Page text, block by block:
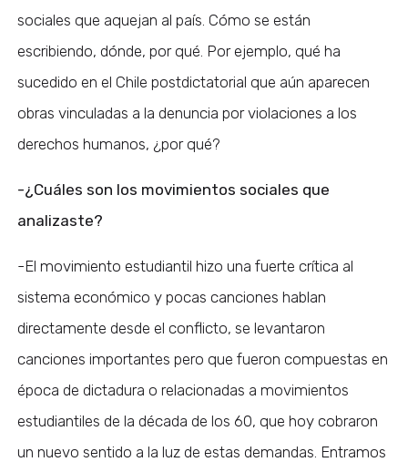
sociales que aquejan al país. Cómo se están
escribiendo, dónde, por qué. Por ejemplo, qué ha
sucedido en el Chile postdictatorial que aún aparecen
obras vinculadas a la denuncia por violaciones a los
derechos humanos, ¿por qué?
-¿Cuáles son los movimientos sociales que
analizaste?
-El movimiento estudiantil hizo una fuerte crítica al
sistema económico y pocas canciones hablan
directamente desde el conflicto, se levantaron
canciones importantes pero que fueron compuestas en
época de dictadura o relacionadas a movimientos
estudiantiles de la década de los 60, que hoy cobraron
un nuevo sentido a la luz de estas demandas. Entramos